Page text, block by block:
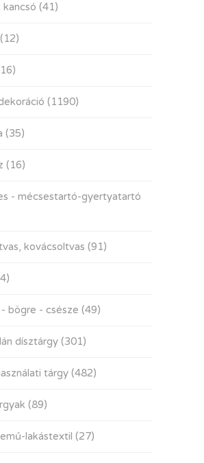
kancsó (41)
(12)
(1190)
(35)
(16)
- mécsestartó-gyertyatartó
kovácsoltvas (91)
bögre - csésze (49)
dísztárgy (301)
tárgy (482)
(89)
lakástextil (27)